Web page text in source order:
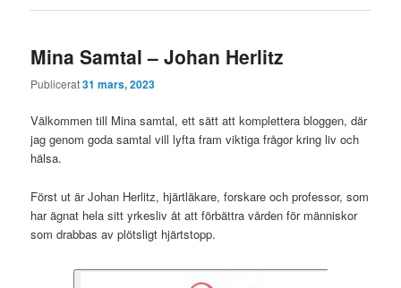
Mina Samtal – Johan Herlitz
Publicerat31 mars, 2023
Välkommen till Mina samtal, ett sätt att komplettera bloggen, där
jag genom goda samtal vill lyfta fram viktiga frågor kring liv och
hälsa.
Först ut är Johan Herlitz, hjärtläkare, forskare och professor, som
har ägnat hela sitt yrkesliv åt att förbättra vården för människor
som drabbas av plötsligt hjärtstopp.